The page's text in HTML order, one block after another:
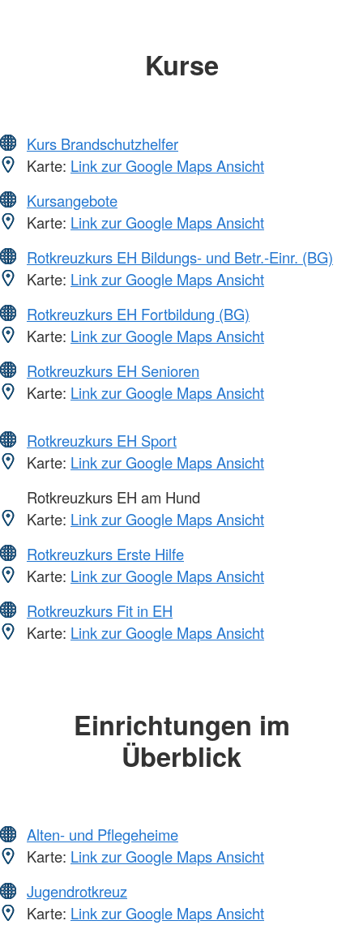
Kurse
Kurs Brandschutzhelfer
Karte: Link zur Google Maps Ansicht
Kursangebote
Karte: Link zur Google Maps Ansicht
Rotkreuzkurs EH Bildungs- und Betr.-Einr. (BG)
Karte: Link zur Google Maps Ansicht
Rotkreuzkurs EH Fortbildung (BG)
Karte: Link zur Google Maps Ansicht
Rotkreuzkurs EH Senioren
Karte: Link zur Google Maps Ansicht
Rotkreuzkurs EH Sport
Karte: Link zur Google Maps Ansicht
Rotkreuzkurs EH am Hund
Karte: Link zur Google Maps Ansicht
Rotkreuzkurs Erste Hilfe
Karte: Link zur Google Maps Ansicht
Rotkreuzkurs Fit in EH
Karte: Link zur Google Maps Ansicht
Einrichtungen im
Überblick
Alten- und Pflegeheime
Karte: Link zur Google Maps Ansicht
Jugendrotkreuz
Karte: Link zur Google Maps Ansicht